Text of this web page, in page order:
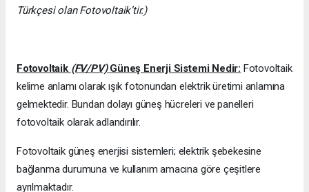
Türkçesi olan Fotovoltaik’tir.)
Fotovoltaik (FV/PV)Güneş Enerji Sistemi Nedir: Fotovoltaik
kelime anlamı olarak ışık fotonundan elektrik üretimi anlamına
gelmektedir. Bundan dolayı güneş hücreleri ve panelleri
fotovoltaik olarak adlandırılır.
Fotovoltaik güneş enerjisi sistemleri; elektrik şebekesine
bağlanma durumuna ve kullanım amacına göre çeşitlere
ayrılmaktadır.